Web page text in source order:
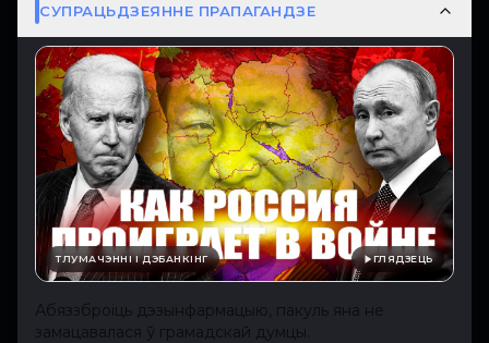
СУПРАЦЬДЗЕЯННЕ ПРАПАГАНДЗЕ
ТЛУМАЧЭННІ І ДЭБАНКІНГ ГЛЯДЗЕЦЬ
Абяззброіць дэзынфармацыю, пакуль яна не
замацавалася ў грамадскай думцы.